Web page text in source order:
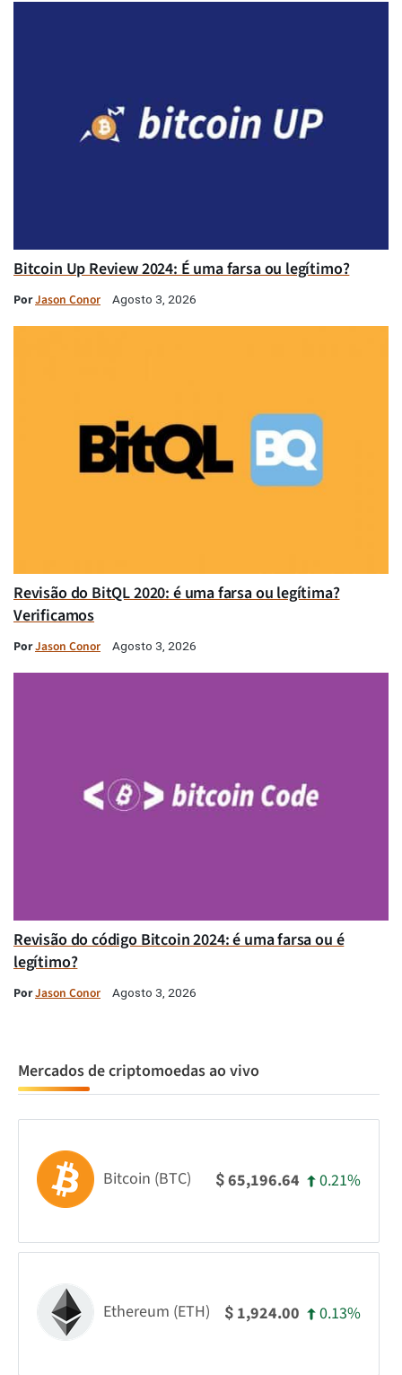
Bitcoin Up Review 2024: É uma farsa ou legítimo?
PorJason Conor Agosto 3, 2026
Revisão do BitQL 2020: é uma farsa ou legítima?
Verificamos
PorJason Conor Agosto 3, 2026
Revisão do código Bitcoin 2024: é uma farsa ou é
legítimo?
PorJason Conor Agosto 3, 2026
Mercados de criptomoedas ao vivo
Bitcoin (BTC) $65,196.64 0.21%
Ethereum (ETH) $ 1,924.00 0.13%